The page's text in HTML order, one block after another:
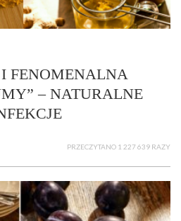
FENOMENALNA
– NATURALNE
PRZECZYTANO 1 227 639 RAZY